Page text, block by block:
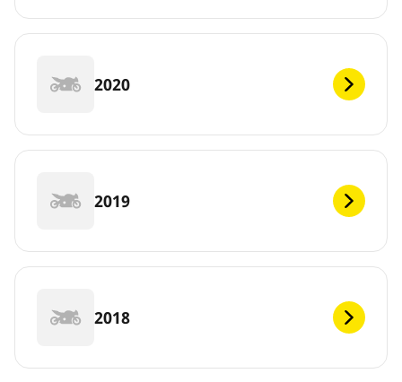
2020
2019
2018